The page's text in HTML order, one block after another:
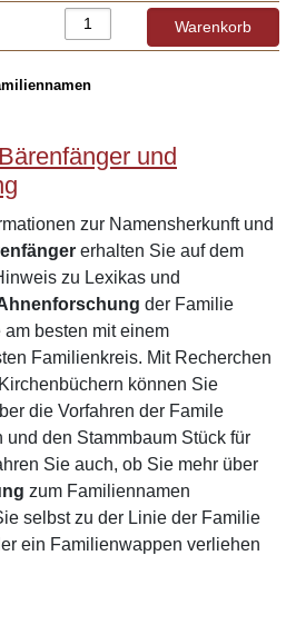
und
zur Namensherkunft und
erhalten Sie auf dem
zu Lexikas und
der Familie
besten mit einem
Familienkreis. Mit Recherchen
können Sie
die Vorfahren der Famile
und den Stammbaum Stück für
Sie auch, ob Sie mehr über
zum Familiennamen
selbst zu der Linie der Familie
ein Familienwappen verliehen